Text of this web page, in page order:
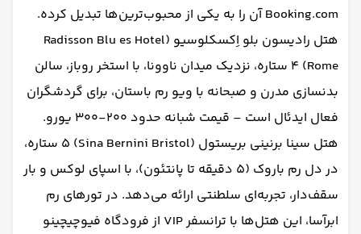
Booking.com آن را به یکی از محبوب‌ترین‌ها تبدیل کرده.
هتل رادیسون بلو اِکسکلوسیو (Radisson Blu es Hotel
Rome) ۴ ستاره، نزدیک میدان ناوونا، با استخر روباز، سالن
بدنسازی مدرن و صبحانه با ویو رم باستان، برای گردشگران
فعال ایدئال است – قیمت شبانه حدود ۲۰۰-۳۰۰ یورو.
هتل سینا برنینی بریستول (Sina Bernini Bristol) ۵ ستاره،
در دل رم باروک (۵ دقیقه تا پانتئون)، با اسپای لوکس و بار
سقف‌دار، تجربه‌ای سلطنتی ارائه می‌دهد. در تورهای رم
ابرآسا، این هتل‌ها با ترانسفر VIP از فرودگاه فیوچیچینو